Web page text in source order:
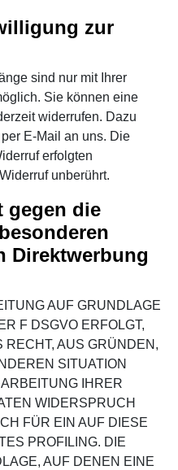
zur
sind nur mit Ihrer
Sie können eine
widerrufen. Dazu
E-Mail an uns. Die
erfolgten
unberührt.
gegen die
Direktwerbung
AUF GRUNDLAGE
F DSGVO ERFOLGT,
AUS GRÜNDEN,
SITUATION
IHRER
WIDERSPRUCH
FÜR EIN AUF DIESE
PROFILING. DIE
AUF DENEN EINE